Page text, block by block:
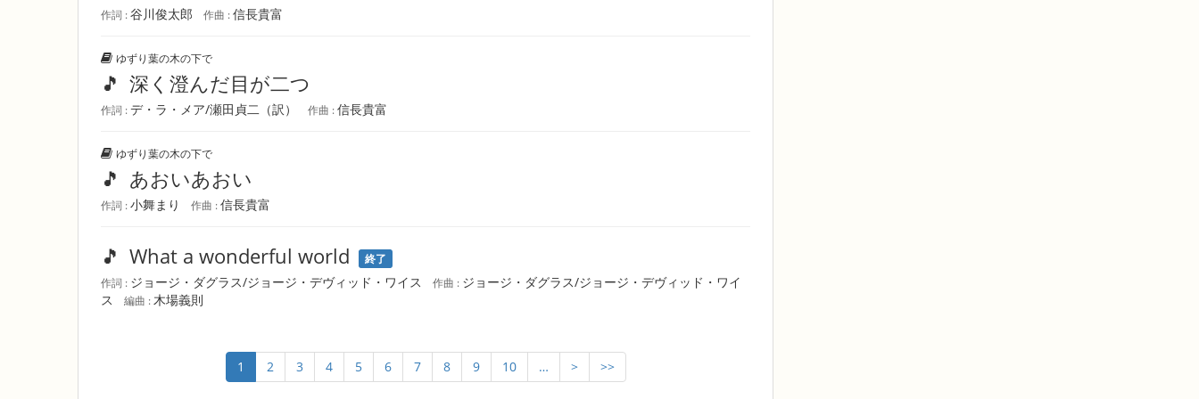
作詞 :谷川俊太郎 作曲 :信長貴富
ゆずり葉の木の下で
🎵 深く澄んだ目が二つ
作詞 :デ・ラ・メア/瀬田貞二（訳） 作曲 :信長貴富
ゆずり葉の木の下で
🎵 あおいあおい
作詞 :小舞まり 作曲 :信長貴富
🎵 What a wonderful world 終了
作詞 : ジョージ・ダグラス/ジョージ・デヴィッド・ワイス 作曲 : ジョージ・ダグラス/ジョージ・デヴィッド・ワイ
ス
編曲 :木場義則
1 2 3 4 5 6 7 8 9 10 … > >>